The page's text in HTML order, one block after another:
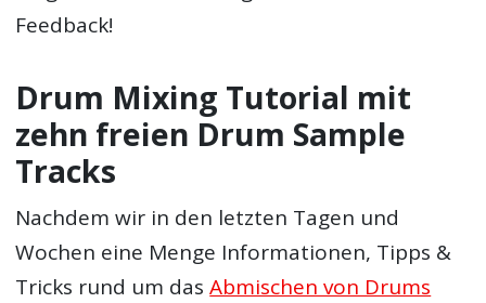
Feedback!
Drum Mixing Tutorial mit
zehn freien Drum Sample
Tracks
Nachdem wir in den letzten Tagen und
Wochen eine Menge Informationen, Tipps &
Tricks rund um dasAbmischen von Drums